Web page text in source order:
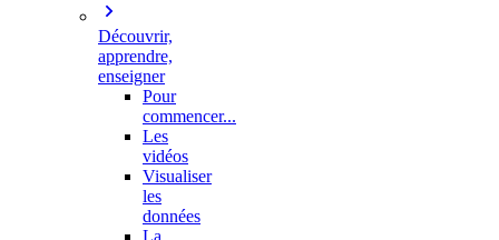
Découvrir,
apprendre,
enseigner
Pour
commencer...
Les
vidéos
Visualiser
les
données
La